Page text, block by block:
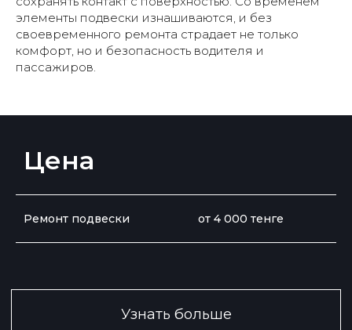
элементы подвески изнашиваются, и без
своевременного ремонта страдает не только
комфорт, но и безопасность водителя и
пассажиров.
Цена
Ремонт подвески от 4 000 тенге